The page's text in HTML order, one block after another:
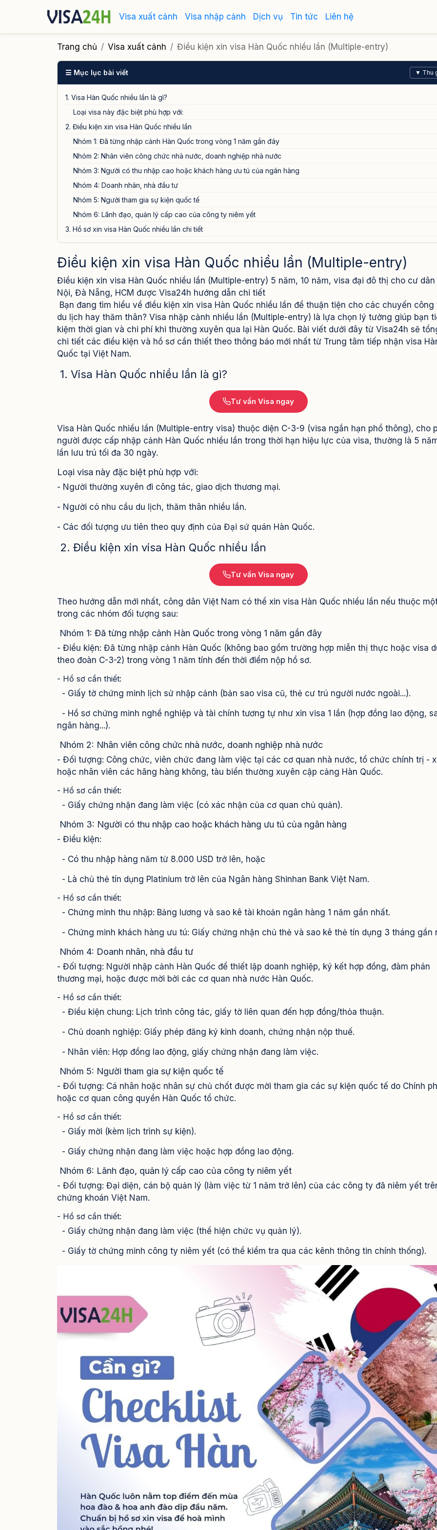
Visa xuất cảnh Visa nhập cảnh Dịch vụ Tin tức Liên hệ
Trang chủ Visa xuất cảnh Điều kiện xin visa Hàn Quốc nhiều lần (Multiple-entry)
☰ Mục lục bài viết ▼ Thu
1. Visa Hàn Quốc nhiều lần là gì?
Loại visa này đặc biệt phù hợp với:
2. Điều kiện xin visa Hàn Quốc nhiều lần
Nhóm 1: Đã từng nhập cảnh Hàn Quốc trong vòng 1 năm gần đây
Nhóm 2: Nhân viên công chức nhà nước, doanh nghiệp nhà nước
Nhóm 3: Người có thu nhập cao hoặc khách hàng ưu tú của ngân hàng
Nhóm 4: Doanh nhân, nhà đầu tư
Nhóm 5: Người tham gia sự kiện quốc tế
Nhóm 6: Lãnh đạo, quản lý cấp cao của công ty niêm yết
3. Hồ sơ xin visa Hàn Quốc nhiều lần chi tiết
Tùy theo hình thức nộp hồ sơ (qua công ty du lịch ủy quyền hoặc tự nộp), bạn cần chuẩn bị các giấy tờ sau:
B. Trường hợp cá nhân tự nộp
> Lưu ý quan trọng:
4. Thời gian xử lý và lệ phí
Visa24h – Đồng hành xin visa Hàn Quốc nhiều lần thành công
Điều kiện xin visa Hàn Quốc nhiều lần (Multiple-entry)
Điều kiện xin visa Hàn Quốc nhiều lần (Multiple-entry) 5 năm, 10 năm, visa đại đô thị cho cư dân
Nội, Đà Nẵng, HCM được Visa24h hướng dẫn chi tiết
Bạn đang tìm hiểu về điều kiện xin visa Hàn Quốc nhiều lần để thuận tiện cho các chuyến công
du lịch hay thăm thân? Visa nhập cảnh nhiều lần (Multiple-entry) là lựa chọn lý tưởng giúp bạn
kiệm thời gian và chi phí khi thường xuyên qua lại Hàn Quốc. Bài viết dưới đây từ Visa24h sẽ
chi tiết các điều kiện và hồ sơ cần thiết theo thông báo mới nhất từ Trung tâm tiếp nhận visa
Quốc tại Việt Nam.
1. Visa Hàn Quốc nhiều lần là gì?
Tư vấn Visa ngay
Visa Hàn Quốc nhiều lần (Multiple-entry visa) thuộc diện C-3-9 (visa ngắn hạn phổ thông), cho
người được cấp nhập cảnh Hàn Quốc nhiều lần trong thời hạn hiệu lực của visa, thường là 5
lần lưu trú tối đa 30 ngày.
Loại visa này đặc biệt phù hợp với:
- Người thường xuyên đi công tác, giao dịch thương mại.
- Người có nhu cầu du lịch, thăm thân nhiều lần.
- Các đối tượng ưu tiên theo quy định của Đại sứ quán Hàn Quốc.
2. Điều kiện xin visa Hàn Quốc nhiều lần
Tư vấn Visa ngay
Theo hướng dẫn mới nhất, công dân Việt Nam có thể xin visa Hàn Quốc nhiều lần nếu thuộc
trong các nhóm đối tượng sau:
Nhóm 1: Đã từng nhập cảnh Hàn Quốc trong vòng 1 năm gần đây
- Điều kiện: Đã từng nhập cảnh Hàn Quốc (không bao gồm trường hợp miễn thị thực hoặc visa
theo đoàn C-3-2) trong vòng 1 năm tính đến thời điểm nộp hồ sơ.
- Hồ sơ cần thiết:
- Giấy tờ chứng minh lịch sử nhập cảnh (bản sao visa cũ, thẻ cư trú người nước ngoài...).
- Hồ sơ chứng minh nghề nghiệp và tài chính tương tự như xin visa 1 lần (hợp đồng lao động,
ngân hàng...).
Nhóm 2: Nhân viên công chức nhà nước, doanh nghiệp nhà nước
- Đối tượng: Công chức, viên chức đang làm việc tại các cơ quan nhà nước, tổ chức chính trị -
hoặc nhân viên các hãng hàng không, tàu biển thường xuyên cập cảng Hàn Quốc.
- Hồ sơ cần thiết:
- Giấy chứng nhận đang làm việc (có xác nhận của cơ quan chủ quản).
Nhóm 3: Người có thu nhập cao hoặc khách hàng ưu tú của ngân hàng
- Điều kiện:
- Có thu nhập hàng năm từ 8.000 USD trở lên, hoặc
- Là chủ thẻ tín dụng Platinium trở lên của Ngân hàng Shinhan Bank Việt Nam.
- Hồ sơ cần thiết:
- Chứng minh thu nhập: Bảng lương và sao kê tài khoản ngân hàng 1 năm gần nhất.
- Chứng minh khách hàng ưu tú: Giấy chứng nhận chủ thẻ và sao kê thẻ tín dụng 3 tháng gần
Nhóm 4: Doanh nhân, nhà đầu tư
- Đối tượng: Người nhập cảnh Hàn Quốc để thiết lập doanh nghiệp, ký kết hợp đồng, đàm phán
thương mại, hoặc được mời bởi các cơ quan nhà nước Hàn Quốc.
- Hồ sơ cần thiết:
- Điều kiện chung: Lịch trình công tác, giấy tờ liên quan đến hợp đồng/thỏa thuận.
- Chủ doanh nghiệp: Giấy phép đăng ký kinh doanh, chứng nhận nộp thuế.
- Nhân viên: Hợp đồng lao động, giấy chứng nhận đang làm việc.
Nhóm 5: Người tham gia sự kiện quốc tế
- Đối tượng: Cá nhân hoặc nhân sự chủ chốt được mời tham gia các sự kiện quốc tế do Chính
hoặc cơ quan công quyền Hàn Quốc tổ chức.
- Hồ sơ cần thiết:
- Giấy mời (kèm lịch trình sự kiện).
- Giấy chứng nhận đang làm việc hoặc hợp đồng lao động.
Nhóm 6: Lãnh đạo, quản lý cấp cao của công ty niêm yết
- Đối tượng: Đại diện, cán bộ quản lý (làm việc từ 1 năm trở lên) của các công ty đã niêm yết
chứng khoán Việt Nam.
- Hồ sơ cần thiết:
- Giấy chứng nhận đang làm việc (thể hiện chức vụ quản lý).
- Giấy tờ chứng minh công ty niêm yết (có thể kiểm tra qua các kênh thông tin chính thống).